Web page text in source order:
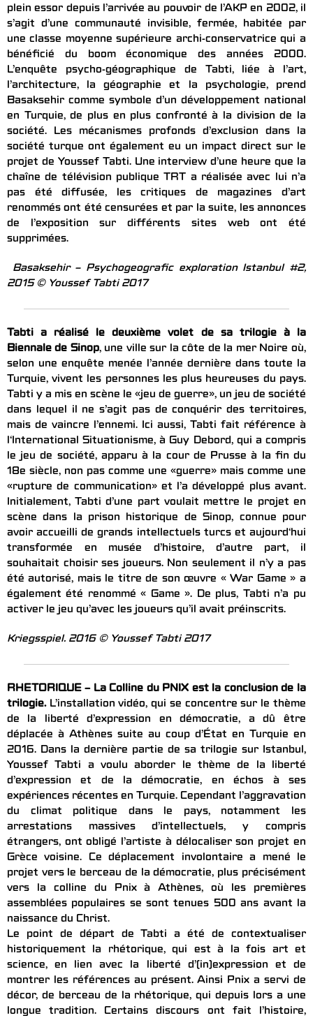
plein essor depuis l’arrivée au pouvoir de l’AKP en 2002, il
s’agit d’une communauté invisible, fermée, habitée par
une classe moyenne supérieure archi-conservatrice qui a
bénéficié du boom économique des années 2000.
L’enquête psycho-géographique de Tabti, liée à l’art,
l’architecture, la géographie et la psychologie, prend
Basaksehir comme symbole d’un développement national
en Turquie, de plus en plus confronté à la division de la
société. Les mécanismes profonds d’exclusion dans la
société turque ont également eu un impact direct sur le
projet de Youssef Tabti. Une interview d’une heure que la
chaîne de télévision publique TRT a réalisée avec lui n’a
pas été diffusée, les critiques de magazines d’art
renommés ont été censurées et par la suite, les annonces
de l’exposition sur différents sites web ont été
supprimées.
Basaksehir – Psychogeografic exploration Istanbul #2,
2015 © Youssef Tabti 2017
Tabti a réalisé le deuxième volet de sa trilogie à la
Biennale de Sinop, une ville sur la côte de la mer Noire où,
selon une enquête menée l’année dernière dans toute la
Turquie, vivent les personnes les plus heureuses du pays.
Tabti y a mis en scène le «jeu de guerre», un jeu de société
dans lequel il ne s’agit pas de conquérir des territoires,
mais de vaincre l’ennemi. Ici aussi, Tabti fait référence à
l‘International Situationisme, à Guy Debord, qui a compris
le jeu de société, apparu à la cour de Prusse à la fin du
18e siècle, non pas comme une «guerre» mais comme une
«rupture de communication» et l’a développé plus avant.
Initialement, Tabti d’une part voulait mettre le projet en
scène dans la prison historique de Sinop, connue pour
avoir accueilli de grands intellectuels turcs et aujourd‘hui
transformée en musée d’histoire, d’autre part, il
souhaitait choisir ses joueurs. Non seulement il n’y a pas
été autorisé, mais le titre de son œuvre « War Game » a
également été renommé « Game ». De plus, Tabti n’a pu
activer le jeu qu’avec les joueurs qu’il avait préinscrits.
Kriegsspiel. 2016 © Youssef Tabti 2017
RHETORIQUE – La Colline du PNIX est la conclusion de la
trilogie. L’installation vidéo, qui se concentre sur le thème
de la liberté d’expression en démocratie, a dû être
déplacée à Athènes suite au coup d’État en Turquie en
2016. Dans la dernière partie de sa trilogie sur Istanbul,
Youssef Tabti a voulu aborder le thème de la liberté
d’expression et de la démocratie, en échos à ses
expériences récentes en Turquie. Cependant l’aggravation
du climat politique dans le pays, notamment les
arrestations massives d’intellectuels, y compris
étrangers, ont obligé l’artiste à délocaliser son projet en
Grèce voisine. Ce déplacement involontaire a mené le
projet vers le berceau de la démocratie, plus précisément
vers la colline du Pnix à Athènes, où les premières
assemblées populaires se sont tenues 500 ans avant la
naissance du Christ.
Le point de départ de Tabti a été de contextualiser
historiquement la rhétorique, qui est à la fois art et
science, en lien avec la liberté d’(in)expression et de
montrer les références au présent. Ainsi Pnix a servi de
décor, de berceau de la rhétorique, qui depuis lors a une
longue tradition. Certains discours ont fait l’histoire,